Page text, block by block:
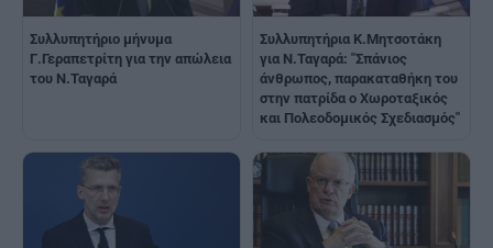
Συλλυπητήριο μήνυμα
Γ.Γεραπετρίτη για την απώλεια
του Ν.Ταγαρά
Συλλυπητήρια K.Μητσοτάκη
για N.Ταγαρά: "Σπάνιος
άνθρωπος, παρακαταθήκη του
στην πατρίδα ο Χωροταξικός
και Πολεοδομικός Σχεδιασμός"